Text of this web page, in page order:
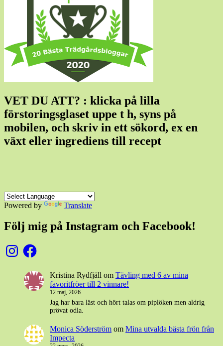
VET DU ATT? : klicka på lilla
förstoringsglaset uppe t h, syns på
mobilen, och skriv in ett sökord, ex en
växt eller ingrediens till recept
Powered by Translate
Följ mig på Instagram och Facebook!
InstagramFacebook
Kristina Rydfjäll om Tävling med 6 av mina
favoritfröer till 2 vinnare!
12 maj, 2026
Jag har bara läst och hört talas om piplöken men aldrig
prövat odla.
Monica Söderström om Mina utvalda bästa frön från
Impecta